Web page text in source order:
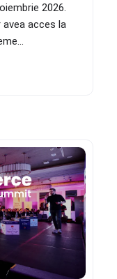
2026.
acces la